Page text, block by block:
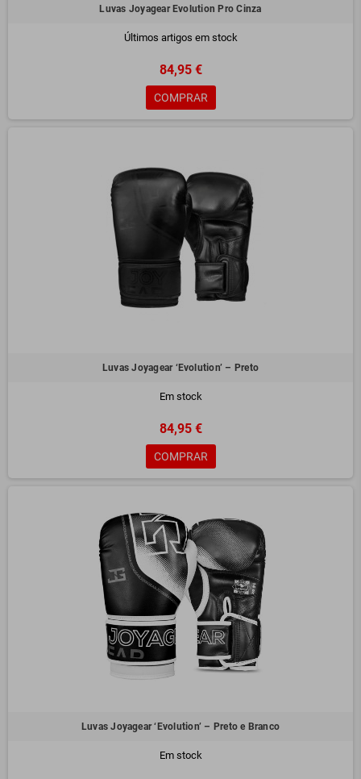
Luvas Joyagear Evolution Pro Cinza
Últimos artigos em stock
84,95 €
COMPRAR
Luvas Joyagear ‘Evolution’ – Preto
Em stock
84,95 €
COMPRAR
Luvas Joyagear ‘Evolution’ – Preto e Branco
Em stock